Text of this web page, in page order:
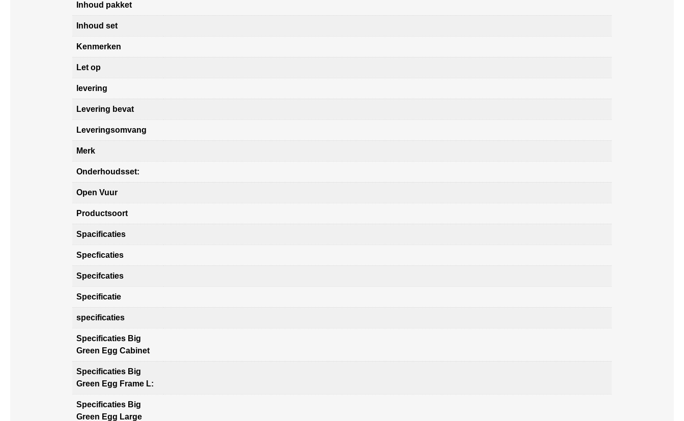
Inhoud pakket
Inhoud set
Kenmerken
Let op
levering
Levering bevat
Leveringsomvang
Merk
Onderhoudsset:
Open Vuur
Productsoort
Spacificaties
Specficaties
Specifcaties
Specificatie
specificaties
Specificaties Big
Green Egg Cabinet
Specificaties Big
Green Egg Frame L:
Specificaties Big
Green Egg Large